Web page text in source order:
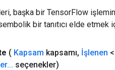
başka bir TensorFlow
bir tanıtıcı elde etmek
( Kapsam kapsamı, İşlenen
... seçenekler)